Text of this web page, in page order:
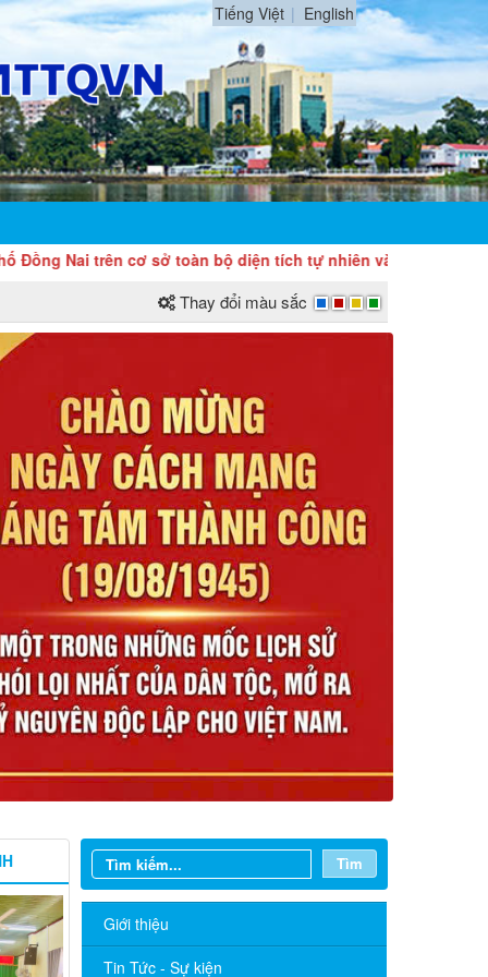
Tiếng Việt English
trên cơ sở toàn bộ diện tích tự nhiên và quy mô dân số
Thay đổi màu sắc
Tìm
Giới thiệu
Tin Tức - Sự kiện